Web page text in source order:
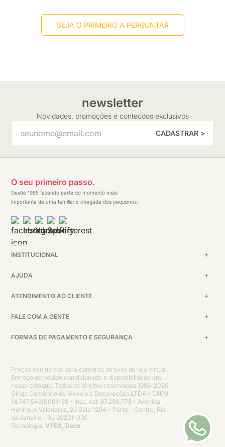
SEJA O PRIMEIRO A PERGUNTAR
newsletter
Novidades, promoções e conteúdos exclusivos
CADASTRAR >
O seu primeiro passo.
Desde 1985 fazendo parte do momento mais
importante de uma família: a chegada dos pequenos.
INSTITUCIONAL
AJUDA
ATENDIMENTO AO CLIENTE
FALE COM A GENTE
FORMAS DE PAGAMENTO E SEGURANÇA
Preços exclusivos para compras através da loja virtual.
Entrega do pedido condicionada a disponibilidade em
nosso estoque. Todos os direitos reservados 1996-2020
Ginga Comércio de Móveis e Decorações LTDA - CNPJ:
14.747.549/0001-59 - Insc. est: 87.290.778 - Avenida
Henrique Valadares, 23 Sala 1204 - Parte - Centro, Rio
de Janeiro - RJ 20231-030
Tecnologia: VTEX, Deco